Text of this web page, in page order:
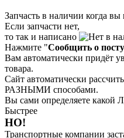
Запчасть в наличии когда
Если запчасти нет,
то так и написано
Нажмите "Сообщить о
Вам автоматически придёт
товара.
Сайт автоматически
РАЗНЫМИ способами.
Вы сами определяете какой
Быстрее
НО!
Транспортные компании